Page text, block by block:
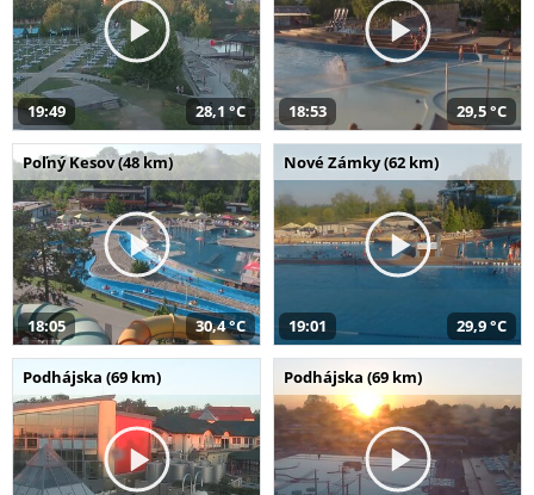
19:49 28,1 °C 18:53 29,5 °C
Poľný Kesov (48 km)
18:05 30,4 °C
Nové Zámky (62 km)
19:01 29,9 °C
Podhájska (69 km) Podhájska (69 km)